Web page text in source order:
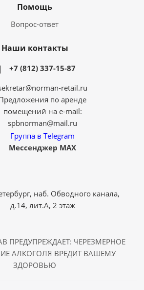
Помощь
Вопрос-ответ
Наши контакты
+7 (812) 337-15-87
retail.ru
по аренде
помещений на e-mail:
spbnorman@mail.ru
Группа в Telegram
Мессенджер MAX
наб. Обводного канала,
д.14, лит.А, 2 этаж
ПРЕДУПРЕЖДАЕТ: ЧЕРЕЗМЕРНОЕ
АЛКОГОЛЯ ВРЕДИТ ВАШЕМУ
ЗДОРОВЬЮ